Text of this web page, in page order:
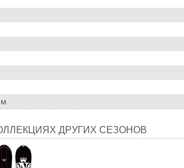
ДРУГИХ СЕЗОНОВ